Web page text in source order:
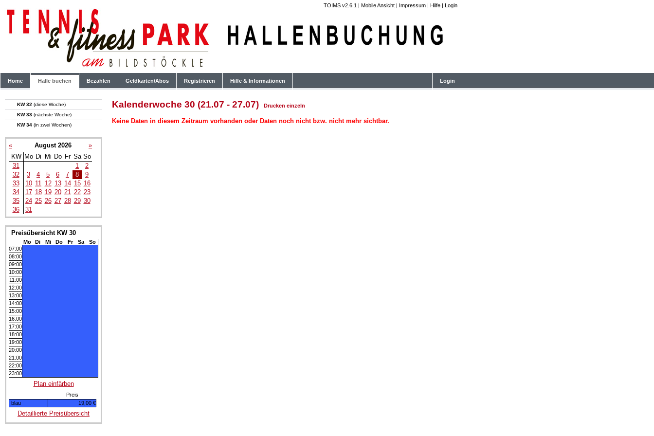
TOIMS v2.6.1 | Mobile Ansicht | Impressum | Hilfe | Login
Home Halle buchen Bezahlen Geldkarten/Abos Registrieren Hilfe & Informationen Login
KW 32 (diese Woche)
KW 33 (nächste Woche)
KW 34 (in zwei Wochen)
« August 2026
»
KW Mo Di Mi Do Fr Sa So
31
1
2
32
3 4 5 6 7 8
9
33
10 11 12 13 14 15 16
34
17 18 19 20 21 22 23
35
24 25 26 27 28 29 30
36
31
Preisübersicht KW 30
Mo Di Mi Do Fr Sa
So
07:00
08:00
09:00
10:00
11:00
12:00
13:00
14:00
15:00
16:00
17:00
18:00
19:00
20:00
21:00
22:00
23:00
Plan einfärben
Preis
blau
19,00 €
Detaillierte Preisübersicht
Kalenderwoche 30 (21.07 - 27.07) Drucken einzeln
Keine Daten in diesem Zeitraum vorhanden oder Daten noch nicht bzw. nicht mehr sichtbar.